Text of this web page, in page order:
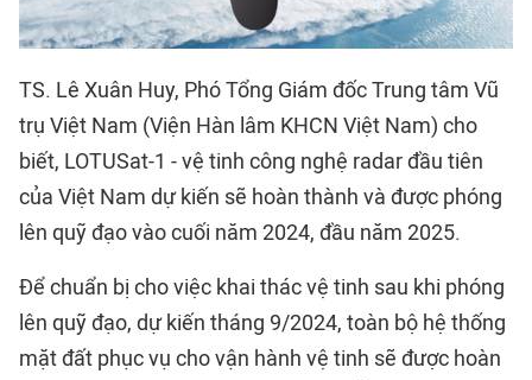
TS. Lê Xuân Huy, Phó Tổng Giám đốc Trung tâm Vũ
trụ Việt Nam (Viện Hàn lâm KHCN Việt Nam) cho
biết, LOTUSat-1 - vệ tinh công nghệ radar đầu tiên
của Việt Nam dự kiến sẽ hoàn thành và được phóng
lên quỹ đạo vào cuối năm 2024, đầu năm 2025.
Để chuẩn bị cho việc khai thác vệ tinh sau khi phóng
lên quỹ đạo, dự kiến tháng 9/2024, toàn bộ hệ thống
mặt đất phục vụ cho vận hành vệ tinh sẽ được hoàn